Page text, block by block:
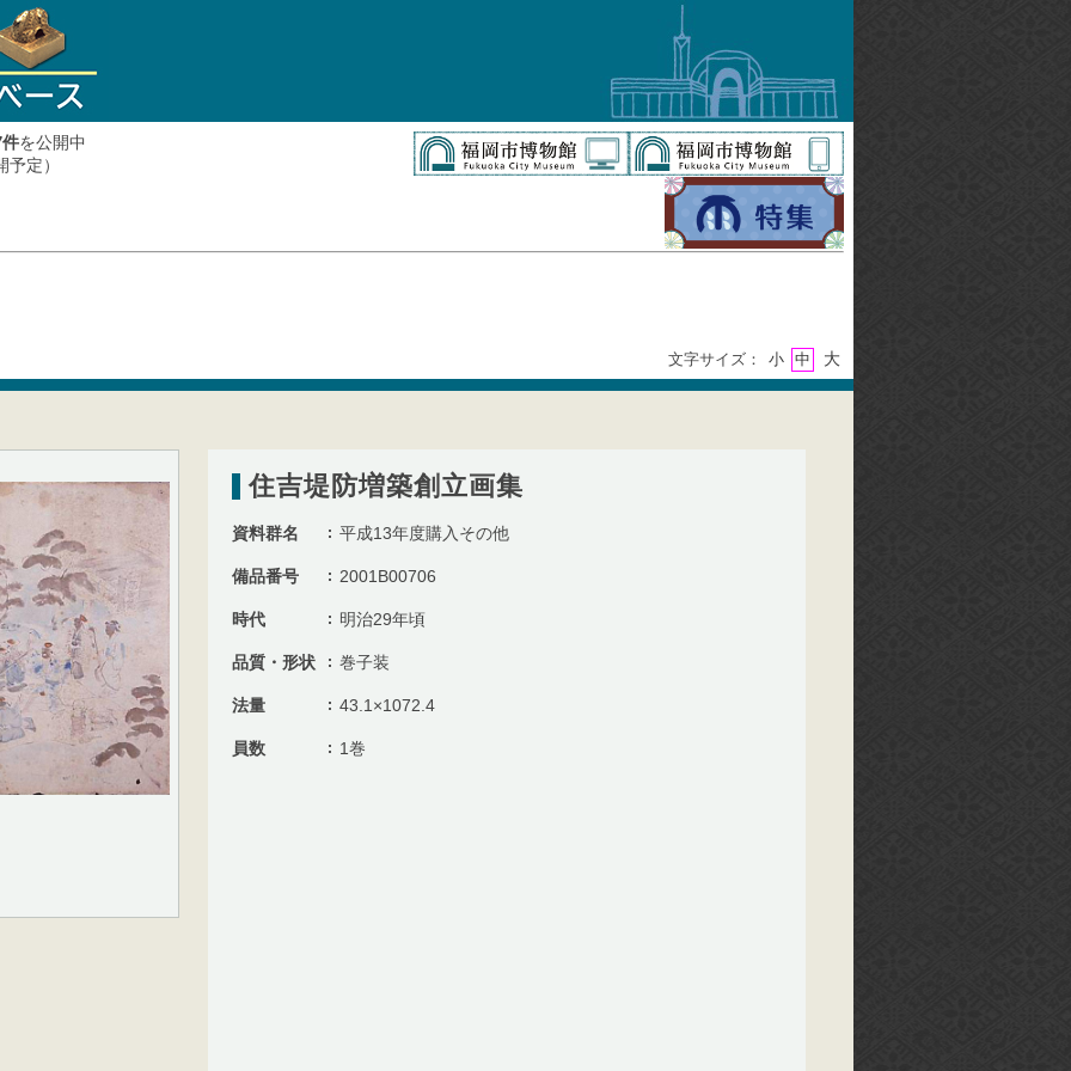
件を公開中
予定）
文字サイズ： 小 中 大
住吉堤防増築創立画集
資料群名 平成13年度購入その他
備品番号 2001B00706
時代 明治29年頃
品質・形状 巻子装
法量 43.1×1072.4
員数 1巻